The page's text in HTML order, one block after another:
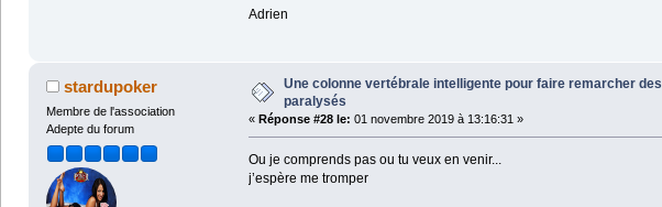
Adrien
stardupoker
Membre de l'association
Adepte du forum
Une colonne vertébrale intelligente pour faire remarcher des
paralysés
« Réponse #28 le: 01 novembre 2019 à 13:16:31 »
Ou je comprends pas ou tu veux en venir...
j’espère me tromper